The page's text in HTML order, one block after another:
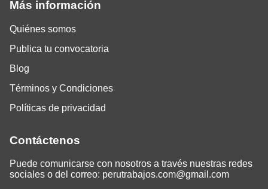
Más información
Quiénes somos
Publica tu convocatoria
Blog
Términos y Condiciones
Políticas de privacidad
Contáctenos
Puede comunicarse con nosotros a través nuestras redes
sociales o del correo: perutrabajos.com@gmail.com